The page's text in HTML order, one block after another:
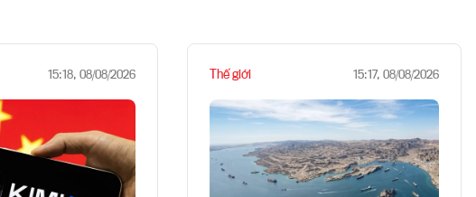
15:18, 08/08/2026 Thế giới 15:17, 08/08/2026